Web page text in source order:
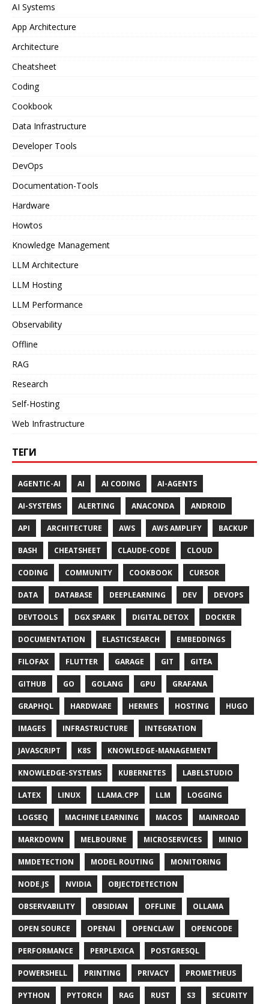
AI Systems
App Architecture
Architecture
Cheatsheet
Coding
Cookbook
Data Infrastructure
Developer Tools
DevOps
Documentation-Tools
Hardware
Howtos
Knowledge Management
LLM Architecture
LLM Hosting
LLM Performance
Observability
Offline
RAG
Research
Self-Hosting
Web Infrastructure
ТЕГИ
AGENTIC-AI AI AI CODING AI-AGENTS
AI-SYSTEMS ALERTING ANACONDA ANDROID
API ARCHITECTURE AWS AWS AMPLIFY BACKUP
BASH CHEATSHEET CLAUDE-CODE CLOUD
CODING COMMUNITY COOKBOOK CURSOR
DATA DATABASE DEEPLEARNING DEV DEVOPS
DEVTOOLS DGX SPARK DIGITAL DETOX DOCKER
DOCUMENTATION ELASTICSEARCH EMBEDDINGS
FILOFAX FLUTTER GARAGE GIT GITEA
GITHUB GO GOLANG GPU GRAFANA
GRAPHQL HARDWARE HERMES HOSTING HUGO
IMAGES INFRASTRUCTURE INTEGRATION
JAVASCRIPT K8S KNOWLEDGE-MANAGEMENT
KNOWLEDGE-SYSTEMS KUBERNETES LABELSTUDIO
LATEX LINUX LLAMA.CPP LLM LOGGING
LOGSEQ MACHINE LEARNING MACOS MAINROAD
MARKDOWN MELBOURNE MICROSERVICES MINIO
MMDETECTION MODEL ROUTING MONITORING
NODE.JS NVIDIA OBJECTDETECTION
OBSERVABILITY OBSIDIAN OFFLINE OLLAMA
OPEN SOURCE OPENAI OPENCLAW OPENCODE
PERFORMANCE PERPLEXICA POSTGRESQL
POWERSHELL PRINTING PRIVACY PROMETHEUS
PYTHON PYTORCH RAG RUST S3 SECURITY